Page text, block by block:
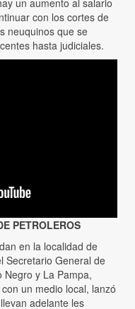
un aumento al salario
con los cortes de
neuquinos que se
hasta judiciales.
PETROLEROS
en la localidad de
Secretario General de
Negro y La Pampa,
un medio local, lanzó
adelante les